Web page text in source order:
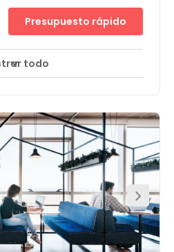
Centro urbano
de prestigio y un área de
Vicente Lopez. La
vidriadas, incorpora
( liderazgo en energía y diseño
fusión de tecnología en una
rodeada de espacios
área de negocios incluye
consultoría de gestión,
humanos, y empresas
e internacionales. Este centro
a poca distancia del río, a 15
Presupuesto rápido
todo